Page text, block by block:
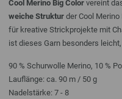
Cool Merino Big Color vereint
weiche Struktur der Cool Merino
für kreative Strickprojekte mit
ist dieses Garn besonders
90 % Schurwolle Merino, 10 %
Lauflänge: ca. 90 m / 50 g
Nadelstärke: 7 - 8